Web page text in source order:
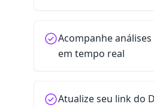
Acompanhe
em tempo real
Atualize seu link do